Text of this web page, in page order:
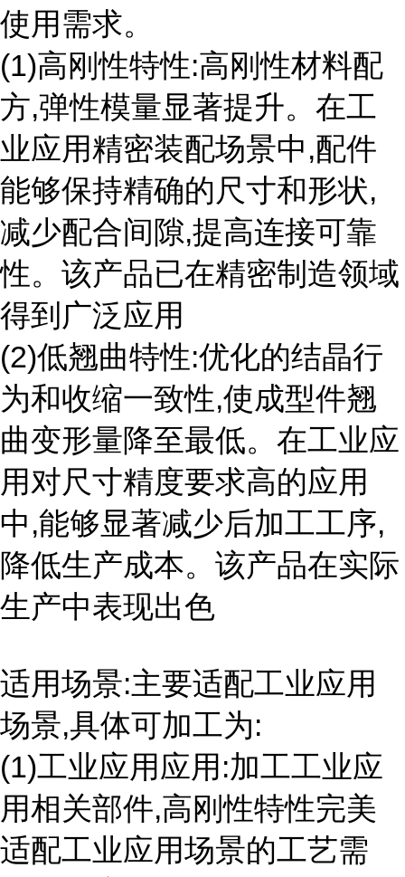
使用需求。
(1)高刚性特性:高刚性材料配
方,弹性模量显著提升。在工
业应用精密装配场景中,配件
能够保持精确的尺寸和形状,
减少配合间隙,提高连接可靠
性。该产品已在精密制造领域
得到广泛应用
(2)低翘曲特性:优化的结晶行
为和收缩一致性,使成型件翘
曲变形量降至最低。在工业应
用对尺寸精度要求高的应用
中,能够显著减少后加工工序,
降低生产成本。该产品在实际
生产中表现出色
适用场景:主要适配工业应用
场景,具体可加工为:
(1)工业应用应用:加工工业应
用相关部件,高刚性特性完美
适配工业应用场景的工艺需